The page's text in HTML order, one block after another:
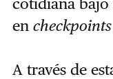
en checkpoints
A través de